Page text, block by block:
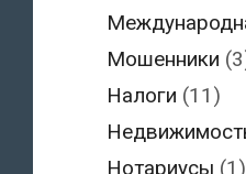
Мошенники
Налоги (11)
Нотариусы (1)